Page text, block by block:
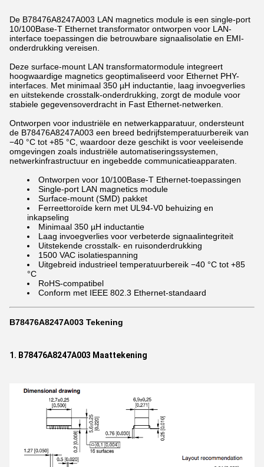
De B78476A8247A003 LAN magnetics module is een single-port
10/100Base-T Ethernet transformator ontworpen voor LAN-
interface toepassingen die betrouwbare signaalisolatie en EMI-
onderdrukking vereisen.
Deze surface-mount LAN transformatormodule integreert
hoogwaardige magnetics geoptimaliseerd voor Ethernet PHY-
interfaces. Met minimaal 350 µH inductantie, laag invoegverlies
en uitstekende crosstalk-onderdrukking, zorgt de module voor
stabiele gegevensoverdracht in Fast Ethernet-netwerken.
Ontworpen voor industriële en netwerkapparatuur, ondersteunt
de B78476A8247A003 een breed bedrijfstemperatuurbereik van
−40 °C tot +85 °C, waardoor deze geschikt is voor veeleisende
omgevingen zoals industriële automatiseringssystemen,
netwerkinfrastructuur en ingebedde communicatieapparaten.
Ontworpen voor 10/100Base-T Ethernet-toepassingen
Single-port LAN magnetics module
Surface-mount (SMD) pakket
Ferreettoroïde kern met UL94-V0 behuizing en
inkapseling
Minimaal 350 µH inductantie
Laag invoegverlies voor verbeterde signaalintegriteit
Uitstekende crosstalk- en ruisonderdrukking
1500 VAC isolatiespanning
Uitgebreid industrieel temperatuurbereik −40 °C tot +85
°C
RoHS-compatibel
Conform met IEEE 802.3 Ethernet-standaard
B78476A8247A003 Tekening
1. B78476A8247A003 Maattekening